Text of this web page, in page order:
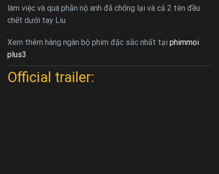
làm việc và quá phẫn nộ anh đã chống lại và cả 2 tên đều
chết dưới tay Liu.
Xem thêm hàng ngàn bộ phim đặc sắc nhất tại phimmoi
plus3
Official trailer: